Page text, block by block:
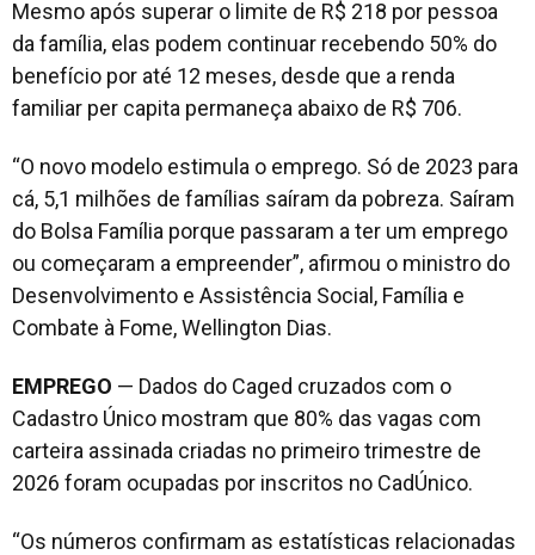
Mesmo após superar o limite de R$ 218 por pessoa
da família, elas podem continuar recebendo 50% do
benefício por até 12 meses, desde que a renda
familiar per capita permaneça abaixo de R$ 706.
“O novo modelo estimula o emprego. Só de 2023 para
cá, 5,1 milhões de famílias saíram da pobreza. Saíram
do Bolsa Família porque passaram a ter um emprego
ou começaram a empreender”, afirmou o ministro do
Desenvolvimento e Assistência Social, Família e
Combate à Fome, Wellington Dias.
EMPREGO — Dados do Caged cruzados com o
Cadastro Único mostram que 80% das vagas com
carteira assinada criadas no primeiro trimestre de
2026 foram ocupadas por inscritos no CadÚnico.
“Os números confirmam as estatísticas relacionadas